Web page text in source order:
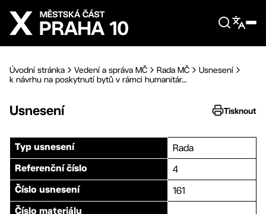
Přejít na hlavní obsah
Úvodní stránka Vedení a správa MČ Rada MČ
Usnesení
k návrhu na poskytnutí bytů v rámci humanitár...
Usnesení Tisknout
Typ usnesení Rada
Referenční číslo 4
Číslo usnesení 161
Číslo materiálu